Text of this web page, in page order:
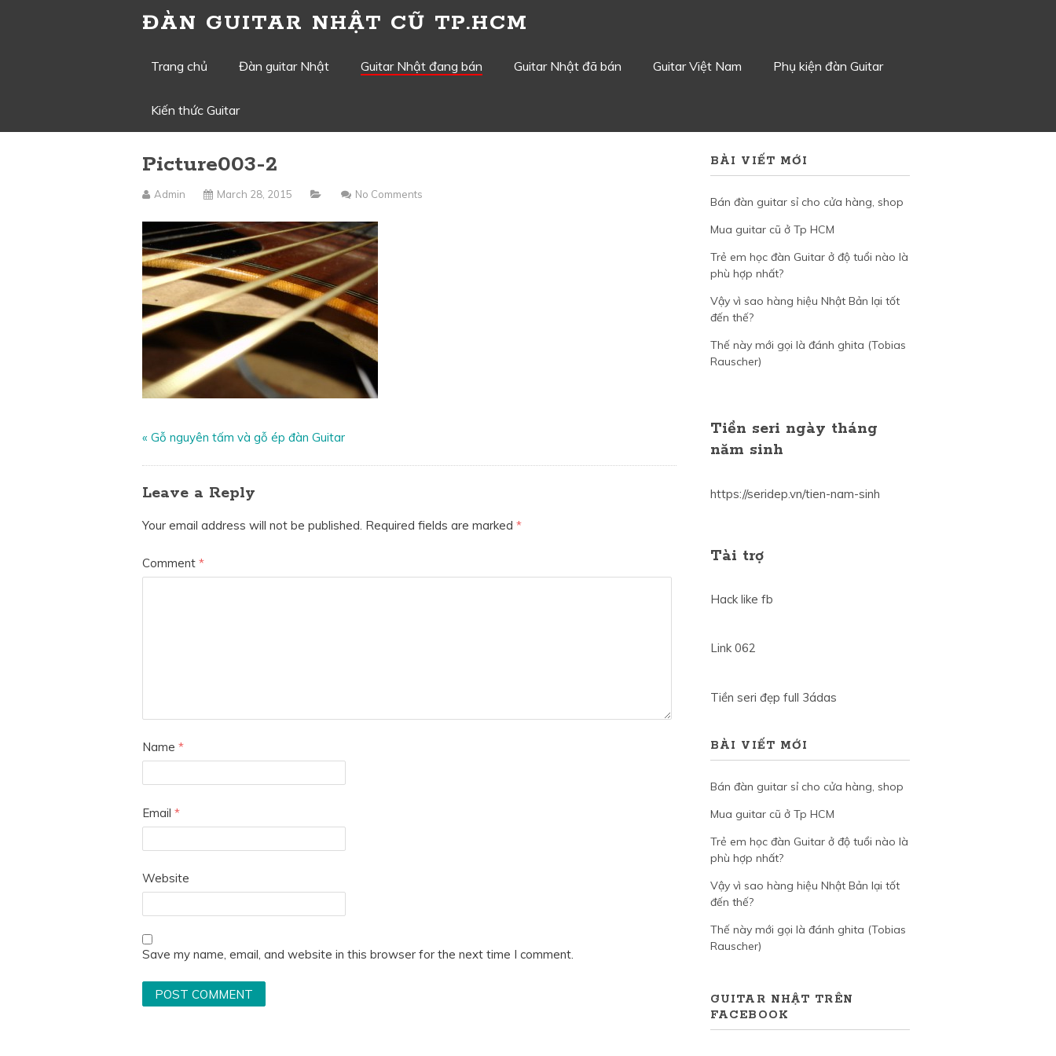
ĐÀN GUITAR NHẬT CŨ TP.HCM
Skip
content
Trang chủ Đàn guitar Nhật Guitar Nhật đang bán Guitar Nhật đã bán Guitar Việt Nam Phụ kiện đàn Guitar
Kiến thức Guitar
Picture003-2
Admin March 28, 2015 No Comments
«Gỗ nguyên tấm và gỗ ép đàn Guitar
Leave a Reply
Your email address will not be published. Required fields are marked*
Comment*
Name*
Email*
Website
Save my name, email, and website in this browser for the next time I comment.
BÀI VIẾT MỚI
Bán đàn guitar sỉ cho cửa hàng, shop
Mua guitar cũ ở Tp HCM
Trẻ em học đàn Guitar ở độ tuổi nào là
phù hợp nhất?
Vậy vì sao hàng hiệu Nhật Bản lại tốt
đến thế?
Thế này mới gọi là đánh ghita (Tobias
Rauscher)
Tiền seri ngày tháng
năm sinh
https://seridep.vn/tien-nam-sinh
Tài trợ
Hack like fb
Link 062
Tiền seri đẹp full 3ádas
BÀI VIẾT MỚI
Bán đàn guitar sỉ cho cửa hàng, shop
Mua guitar cũ ở Tp HCM
Trẻ em học đàn Guitar ở độ tuổi nào là
phù hợp nhất?
Vậy vì sao hàng hiệu Nhật Bản lại tốt
đến thế?
Thế này mới gọi là đánh ghita (Tobias
Rauscher)
GUITAR NHẬT TRÊN
FACEBOOK